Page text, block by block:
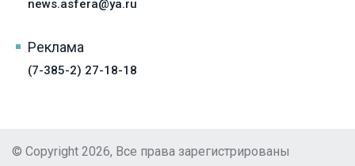
news.asfera@ya.ru
Реклама
(7-385-2) 27-18-18
© Copyright 2026, Все права зарегистрированы